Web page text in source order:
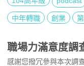
中年轉職 創業
職場力滿意度調
感謝您撥冗參與本次調